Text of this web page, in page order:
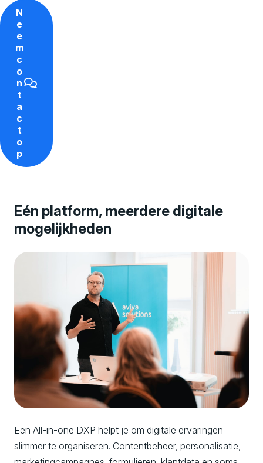
N
e
e
m
c
o
n
t
a
c
t
o
p
Eén platform, meerdere digitale
mogelijkheden
Een All-in-one DXP helpt je om digitale ervaringen
slimmer te organiseren. Contentbeheer, personalisatie,